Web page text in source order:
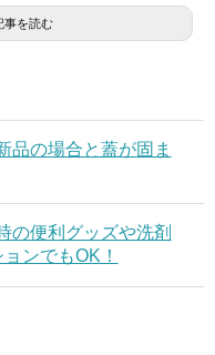
事を読む
の場合と蓋が固ま
便利グッズや洗剤
ンでもOK！